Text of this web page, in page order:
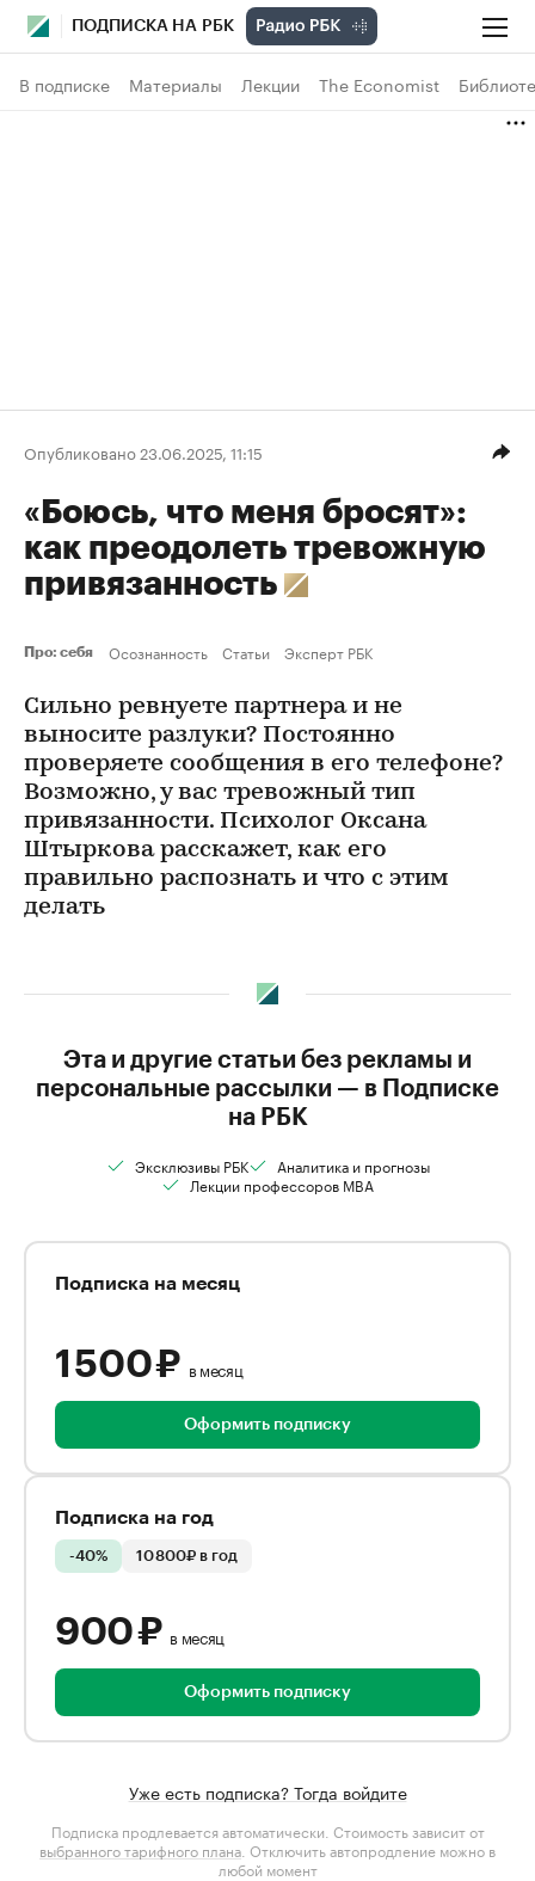
ПОДПИСКА НА РБК
В подписке Материалы Лекции The Economist
Опубликовано 23.06.2025, 11:15
«Боюсь, что меня бросят»:
как преодолеть тревожную
привязанность
Про: себя Осознанность Статьи Эксперт РБК
Сильно ревнуете партнера и не
выносите разлуки? Постоянно
проверяете сообщения в его телефоне?
Возможно, у вас тревожный тип
привязанности. Психолог Оксана
Штыркова расскажет, как его
правильно распознать и что с этим
делать
Эта и другие статьи без рекламы и
персональные рассылки — в Подписке
на РБК
Эксклюзивы РБК
Аналитика и прогнозы
Лекции профессоров MBA
Подписка на месяц
1 500 ₽ в месяц
Оформить подписку
Подписка на год
-40% 10 800₽ в год
900 ₽ в месяц
Оформить подписку
Уже есть подписка? Тогда войдите
Подписка продлевается автоматически. Стоимость зависит от
выбранного тарифного плана . Отключить автопродление можно в
любой момент